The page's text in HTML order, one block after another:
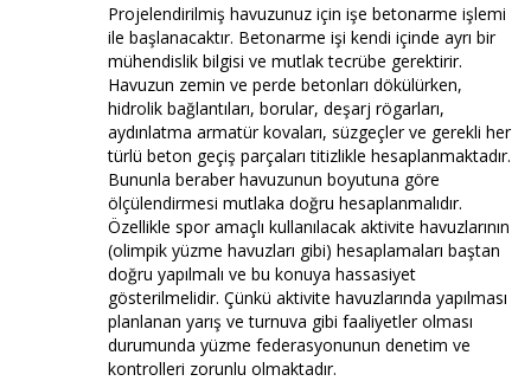
Projelendirilmiş havuzunuz için işe betonarme işlemi
ile başlanacaktır. Betonarme işi kendi içinde ayrı bir
mühendislik bilgisi ve mutlak tecrübe gerektirir.
Havuzun zemin ve perde betonları dökülürken,
hidrolik bağlantıları, borular, deşarj rögarları,
aydınlatma armatür kovaları, süzgeçler ve gerekli her
türlü beton geçiş parçaları titizlikle hesaplanmaktadır.
Bununla beraber havuzunun boyutuna göre
ölçülendirmesi mutlaka doğru hesaplanmalıdır.
Özellikle spor amaçlı kullanılacak aktivite havuzlarının
(olimpik yüzme havuzları gibi) hesaplamaları baştan
doğru yapılmalı ve bu konuya hassasiyet
gösterilmelidir. Çünkü aktivite havuzlarında yapılması
planlanan yarış ve turnuva gibi faaliyetler olması
durumunda yüzme federasyonunun denetim ve
kontrolleri zorunlu olmaktadır.